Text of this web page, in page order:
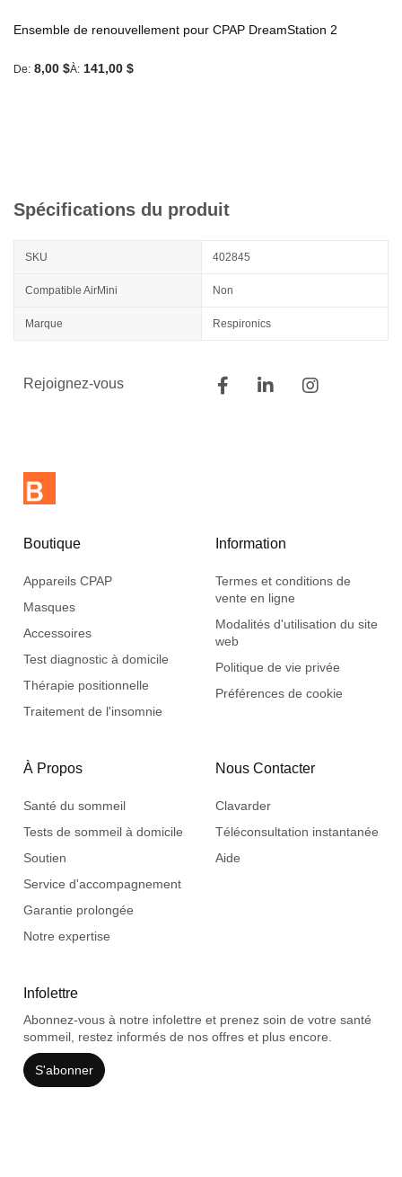
Ensemble de renouvellement pour CPAP DreamStation 2
De 8,00 $À 141,00 $
Spécifications du produit
SKU 402845
Compatible AirMini Non
Marque Respironics
Rejoignez-vous
Boutique
Appareils CPAP
Masques
Accessoires
Test diagnostic à domicile
Thérapie positionnelle
Traitement de l'insomnie
Information
Termes et conditions de
vente en ligne
Modalités d'utilisation du site
web
Politique de vie privée
Préférences de cookie
À Propos
Santé du sommeil
Tests de sommeil à domicile
Soutien
Service d'accompagnement
Garantie prolongée
Notre expertise
Nous Contacter
Clavarder
Téléconsultation instantanée
Aide
Infolettre
Abonnez-vous à notre infolettre et prenez soin de votre santé
sommeil, restez informés de nos offres et plus encore.
S'abonner